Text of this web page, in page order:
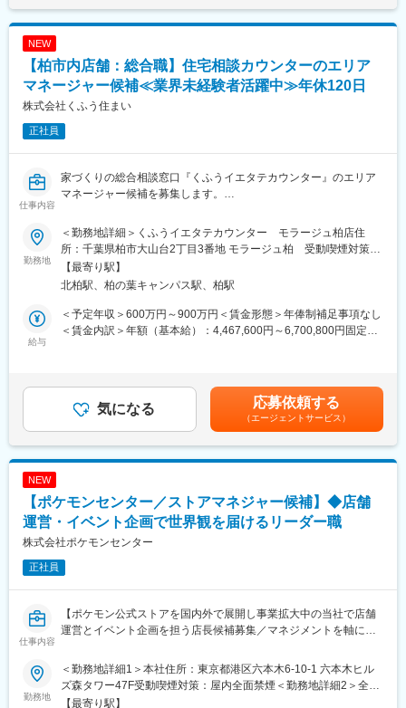
■やりがい
裁量をお持ちいただけます。
・まさに出店を加速させ始めたタイミングで、積極的にPDCAを
回しているため、様々な経験を積むことができます。
・「家を建てる」という、人生でも大きなイベントに携われま
す。
変更の範囲：会社の定める業務
・くふうイエタテフェア、各種イベントの運営 など
◎エリアマネージャー業務
・複数店舗の運営管理と業績向上(エリア全体のPL管理) 管理
■採用背景
ションに、家づくりに関する相談カウンター・イベント・メディ
ア・SaaSを運営する情報サービス企業です。
『くふうイエタテカウンター』は、注文住宅やリフォーム・リノ
ベーションを検討している方への無料相談＆住宅会社紹介サービ
スです。
店舗数は急速に拡大しており、2024年には静岡を中心に6店舗だ
ったところから、2年弱で20店舗を新規出店。現在は関東・東
実績があります。年齢、経歴関係なく、実績次第で早期に大きな
回しているため、様々な経験を積むことができます。
・「家を建てる」という、人生でも大きなイベントに携われま
す。
選択肢をご提案することができます。
通じて上下する可能性があります。月給(月額)は固定手当を含めた
表記です。
NEW
【柏市内店舗：総合職】住宅相談カウンターのエリア
マネージャー候補≪業界未経験者活躍中≫年休120日
株式会社くふう住まい
正社員
仕事内容
家づくりの総合相談窓口『くふうイエタテカウンター』のエリア
マネージャー候補を募集します。
舗の立ち上げを経て、将来的にはエリアマネージャーを担ってい
ただく予定です。
■業務詳細
アドバイザー業務を習得いただいた上で、早期に店長業務をお任
せします。
◎アドバイザー業務
◎店長業務
・店舗運営(売上・KPI管理、シフト管理など店舗全体のマネジメ
・くふうイエタテフェア、各種イベントの運営 など
◎エリアマネージャー業務
・複数店舗の運営管理と業績向上(エリア全体のPL管理) 管理
■採用背景
ションに、家づくりに関する相談カウンター・イベント・メディ
ア・SaaSを運営する情報サービス企業です。
『くふうイエタテカウンター』は、注文住宅やリフォーム・リノ
勤務地
＜勤務地詳細＞くふうイエタテカウンター モラージュ柏店住
所：千葉県柏市大山台2丁目3番地 モラージュ柏 受動喫煙対策：
屋内全面禁煙変更の範囲：会社の定める事業所
【最寄り駅】
北柏駅、柏の葉キャンパス駅、柏駅
給与
＜予定年収＞600万円～900万円＜賃金形態＞年俸制補足事項なし
＜賃金内訳＞年額（基本給）：4,467,600円～6,700,800円固定残
残業手当＞有＜給与補足＞※上記年収には、45時間分のみなし残
業代を含む※詳細は、経験・能力を考慮した上で決定■給与改定：
年2回（4月、10月）賃金はあくまでも目安の金額であり、選考を
通じて上下する可能性があります。月給(月額)は固定手当を含めた
表記です。
気になる 応募依頼する
（エージェントサービス）
NEW
【ポケモンセンター／ストアマネジャー候補】◆店舗
運営・イベント企画で世界観を届けるリーダー職
株式会社ポケモンセンター
正社員
仕事内容
【ポケモン公式ストアを国内外で展開し事業拡大中の当社で店舗
運営とイベント企画を担う店長候補募集／マネジメントを軸に将
環境／年間休日121日】
■業務内容：
勤務地
＜勤務地詳細1＞本社住所：東京都港区六本木6-10-1 六本木ヒル
ズ森タワー47F受動喫煙対策：屋内全面禁煙＜勤務地詳細2＞全国
のポケモンセンター／ポケモンストア住所：北海道 / 宮城県 / 千葉
【最寄り駅】